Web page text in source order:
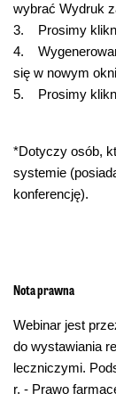
wybrać Wydruk
3. Prosimy
4.
się w nowym
5. Prosimy
*Dotyczy osób,
systemie
konferencję).
Nota prawna
Webinar jest
do wystawiania
leczniczymi.
r. - Prawo